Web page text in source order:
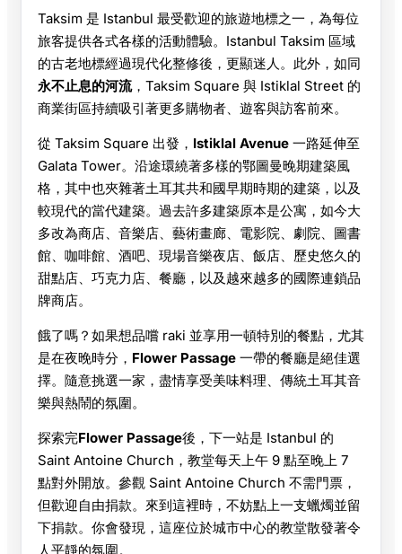
Taksim 是 Istanbul 最受歡迎的旅遊地標之一，為每位
旅客提供各式各樣的活動體驗。Istanbul Taksim 區域
的古老地標經過現代化整修後，更顯迷人。此外，如同
永不止息的河流，Taksim Square 與 Istiklal Street 的
商業街區持續吸引著更多購物者、遊客與訪客前來。
從 Taksim Square 出發， Istiklal Avenue 一路延伸至
Galata Tower。沿途環繞著多樣的鄂圖曼晚期建築風
格，其中也夾雜著土耳其共和國早期時期的建築，以及
較現代的當代建築。過去許多建築原本是公寓，如今大
多改為商店、音樂店、藝術畫廊、電影院、劇院、圖書
館、咖啡館、酒吧、現場音樂夜店、飯店、歷史悠久的
甜點店、巧克力店、餐廳，以及越來越多的國際連鎖品
牌商店。
餓了嗎？如果想品嚐 raki 並享用一頓特別的餐點，尤其
是在夜晚時分， Flower Passage 一帶的餐廳是絕佳選
擇。隨意挑選一家，盡情享受美味料理、傳統土耳其音
樂與熱鬧的氛圍。
探索完Flower Passage後，下一站是 Istanbul 的
Saint Antoine Church，教堂每天上午 9 點至晚上 7
點對外開放。參觀 Saint Antoine Church 不需門票，
但歡迎自由捐款。來到這裡時，不妨點上一支蠟燭並留
下捐款。你會發現，這座位於城市中心的教堂散發著令
人平靜的氛圍。